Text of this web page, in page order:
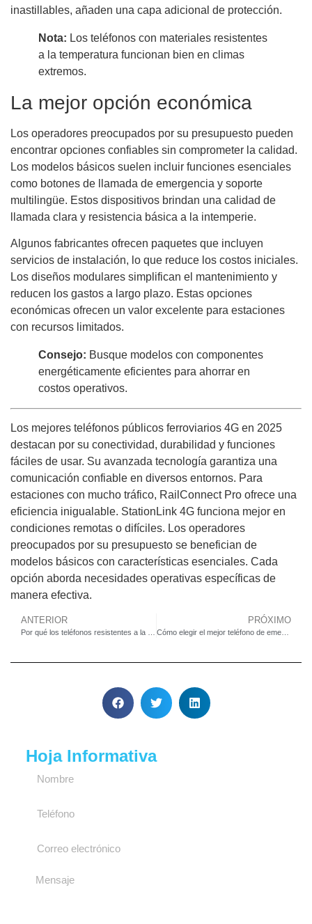
inastillables, añaden una capa adicional de protección.
Nota: Los teléfonos con materiales resistentes
a la temperatura funcionan bien en climas
extremos.
La mejor opción económica
Los operadores preocupados por su presupuesto pueden
encontrar opciones confiables sin comprometer la calidad.
Los modelos básicos suelen incluir funciones esenciales
como botones de llamada de emergencia y soporte
multilingüe. Estos dispositivos brindan una calidad de
llamada clara y resistencia básica a la intemperie.
Algunos fabricantes ofrecen paquetes que incluyen
servicios de instalación, lo que reduce los costos iniciales.
Los diseños modulares simplifican el mantenimiento y
reducen los gastos a largo plazo. Estas opciones
económicas ofrecen un valor excelente para estaciones
con recursos limitados.
Consejo: Busque modelos con componentes
energéticamente eficientes para ahorrar en
costos operativos.
Los mejores teléfonos públicos ferroviarios 4G en 2025
destacan por su conectividad, durabilidad y funciones
fáciles de usar. Su avanzada tecnología garantiza una
comunicación confiable en diversos entornos. Para
estaciones con mucho tráfico, RailConnect Pro ofrece una
eficiencia inigualable. StationLink 4G funciona mejor en
condiciones remotas o difíciles. Los operadores
preocupados por su presupuesto se benefician de
modelos básicos con características esenciales. Cada
opción aborda necesidades operativas específicas de
manera efectiva.
ANTERIOR PRÓXIMO
Cómo elegir el mejor teléfono de emergencia industrial
Hoja Informativa